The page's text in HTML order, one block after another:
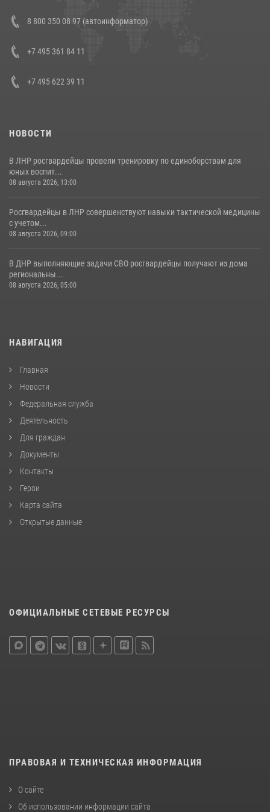
Состоялась рабочая встреча директора Росгвардии Героя России
генерала армии Виктора Золотова с заместителем полномочного
представителя Президента Российской Федерации в Северо-
Кавказском федеральном округе Виталием Кузнецовым
8 800 350 08 97 (автоинформатор)
+7 495 361 84 11
+7 495 622 39 11
НОВОСТИ
В ЛНР росгвардейцы провели тренировку по единоборствам для
юных воспит...
08 августа 2026, 13:00
Росгвардейцы в ЛНР совершенствуют навыки тактической медицины
с учетом...
08 августа 2026, 09:00
В ДНР выполняющие задачи СВО росгвардейцы получают из дома
региональны...
08 августа 2026, 05:00
НАВИГАЦИЯ
Главная
Новости
Федеральная служба
Деятельность
Для граждан
Документы
Контакты
Герои
Карта сайта
Открытые данные
ОФИЦИАЛЬНЫЕ СЕТЕВЫЕ РЕСУРСЫ
ПРАВОВАЯ И ТЕХНИЧЕСКАЯ ИНФОРМАЦИЯ
О сайте
Об использовании информации сайта